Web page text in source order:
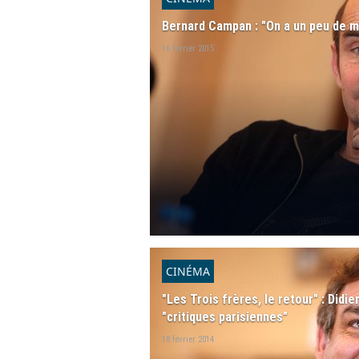
Bernard Campan : "On a un peu de
16 février 2015
CINÉMA
"Les Trois frères, le retour" :
"critiques parisiennes"
18 février 2014